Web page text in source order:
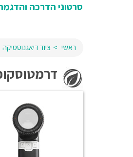
סרטוני הדרכה
ראשי ציוד דיאגנוסטיקה